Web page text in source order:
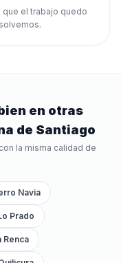
el trabajo quedo
en otras
de Santiago
la misma calidad de
Navia
Prado
Renca